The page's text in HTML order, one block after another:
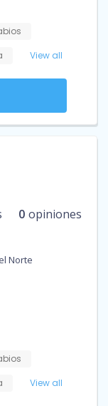
View all
0 opiniones
Norte
View all